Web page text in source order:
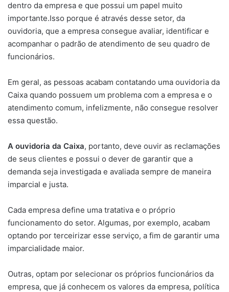
dentro da empresa e que possui um papel muito
importante.Isso porque é através desse setor, da
ouvidoria, que a empresa consegue avaliar, identificar e
acompanhar o padrão de atendimento de seu quadro de
funcionários.
Em geral, as pessoas acabam contatando uma ouvidoria da
Caixa quando possuem um problema com a empresa e o
atendimento comum, infelizmente, não consegue resolver
essa questão.
A ouvidoria da Caixa, portanto, deve ouvir as reclamações
de seus clientes e possui o dever de garantir que a
demanda seja investigada e avaliada sempre de maneira
imparcial e justa.
Cada empresa define uma tratativa e o próprio
funcionamento do setor. Algumas, por exemplo, acabam
optando por terceirizar esse serviço, a fim de garantir uma
imparcialidade maior.
Outras, optam por selecionar os próprios funcionários da
empresa, que já conhecem os valores da empresa, política